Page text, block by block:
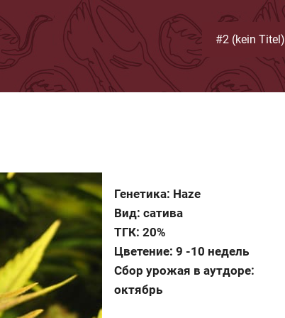
#2 (kein Titel)
Генетика: Haze
Вид: сатива
ТГК: 20%
Цветение: 9 -10 недель
Сбор урожая в аутдоре:
октябрь